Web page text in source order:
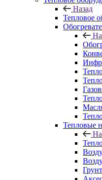
Назад
Тепловое
Тепловые